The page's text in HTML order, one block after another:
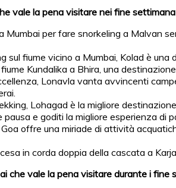
vale la pena visitare nei fine settimana
per fare snorkeling a Malvan
sul fiume vicino a Mumbai, Kolad è
Kundalika a Bhira, una
Lonavla vanta avvincenti
Lohagad è la migliore
e goditi la migliore esperienza di
offre una miriade di attività
in corda doppia della cascata a
che vale la pena visitare durante i fine